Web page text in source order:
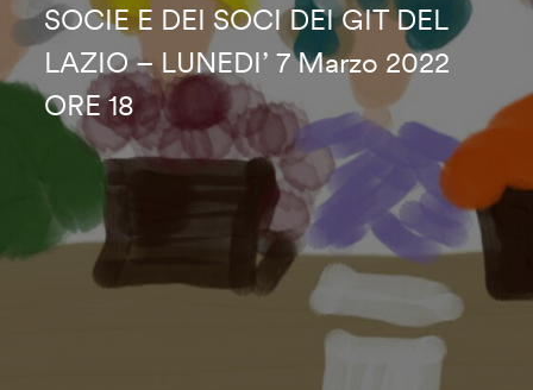
SOCIE E DEI SOCI DEI GIT DEL
LAZIO – LUNEDI’ 7 Marzo 2022
ORE 18